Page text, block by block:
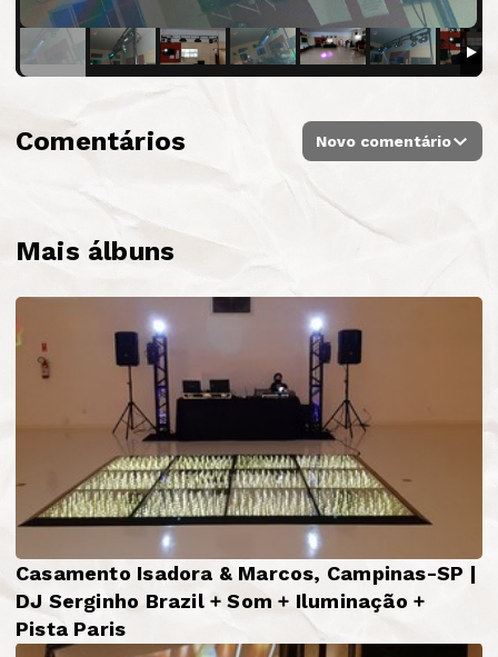
Mais álbuns
Casamento Isadora & Marcos, Campinas-SP |
DJ Serginho Brazil + Som + Iluminação +
Pista Paris
Comentários Novo comentário